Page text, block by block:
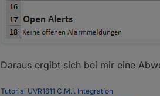
Daraus ergibt sich bei mir eine
Tutorial UVR1611 C.M.I. Integration